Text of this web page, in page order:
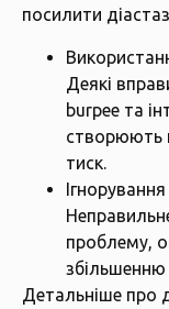
посилити
Деякі
burpee та
створюють
тиск.
проблему,
збільшенню
Детальніше про